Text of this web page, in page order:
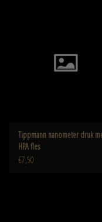
Tippmann nanometer druk
HPA fles
€7,50